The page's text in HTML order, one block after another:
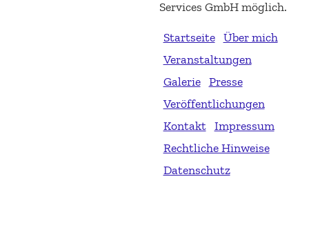
Services GmbH möglich.
Startseite Über mich
Veranstaltungen
Galerie Presse
Veröffentlichungen
Kontakt Impressum
Rechtliche Hinweise
Datenschutz